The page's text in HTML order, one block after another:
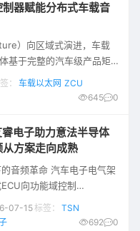
驱方案基于芯驰 E3118 芯
考。 本文档系统整
器赋能分布式车载音
）向区域式演进，车载
基于完整的汽车级产品矩
域控制器分布式音频解决
保险丝及高/低边智能开
E架构， 重构音频传输逻
： 车载以太网 ZCU
645 0
睿电子助力意法半导体
方案走向成熟
音频革命 汽车电子电气架
向功能域控制
区域控制（Zonal）即软件
深刻变革。 随着千兆以太
07-15标签：
TSN
692 0